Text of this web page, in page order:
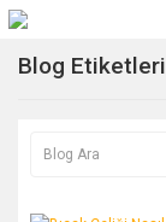
Blog Etiketleri